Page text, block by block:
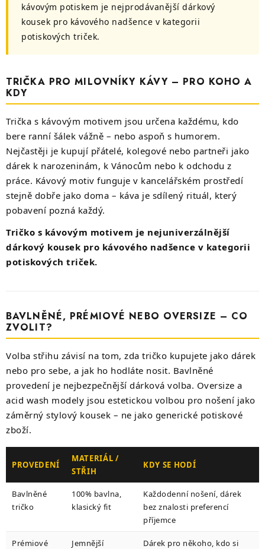
kávovým potiskem je nejprodávanější dárkový
kousek pro kávového nadšence v kategorii
potiskových triček.
TRIČKA PRO MILOVNÍKY KÁVY – PRO KOHO A
KDY
Trička s kávovým motivem jsou určena každému, kdo
bere ranní šálek vážně – nebo aspoň s humorem.
Nejčastěji je kupují přátelé, kolegové nebo partneři jako
dárek k narozeninám, k Vánocům nebo k odchodu z
práce. Kávový motiv funguje v kancelářském prostředí
stejně dobře jako doma – káva je sdílený rituál, který
pobavení pozná každý.
Tričko s kávovým motivem je nejuniverzálnější
dárkový kousek pro kávového nadšence v kategorii
potiskových triček.
BAVLNĚNÉ, PRÉMIOVÉ NEBO OVERSIZE – CO
ZVOLIT?
Volba střihu závisí na tom, zda tričko kupujete jako dárek
nebo pro sebe, a jak ho hodláte nosit. Bavlněné
provedení je nejbezpečnější dárková volba. Oversize a
acid wash modely jsou estetickou volbou pro nošení jako
záměrný stylový kousek – ne jako generické potiskové
zboží.
PROVEDENÍ
MATERIÁL /
STŘIH
KDY SE HODÍ
Bavlněné
tričko
100% bavlna,
klasický fit
Každodenní nošení, dárek
bez znalosti preferencí
příjemce
Prémiové
Jemnější
Dárek pro někoho, kdo si